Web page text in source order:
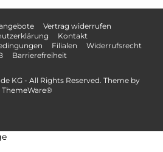
Vertrag widerrufen
Kontakt
Filialen
Widerrufsrecht
Barrierefreiheit
KG - All Rights Reserved. Theme by
ThemeWare®